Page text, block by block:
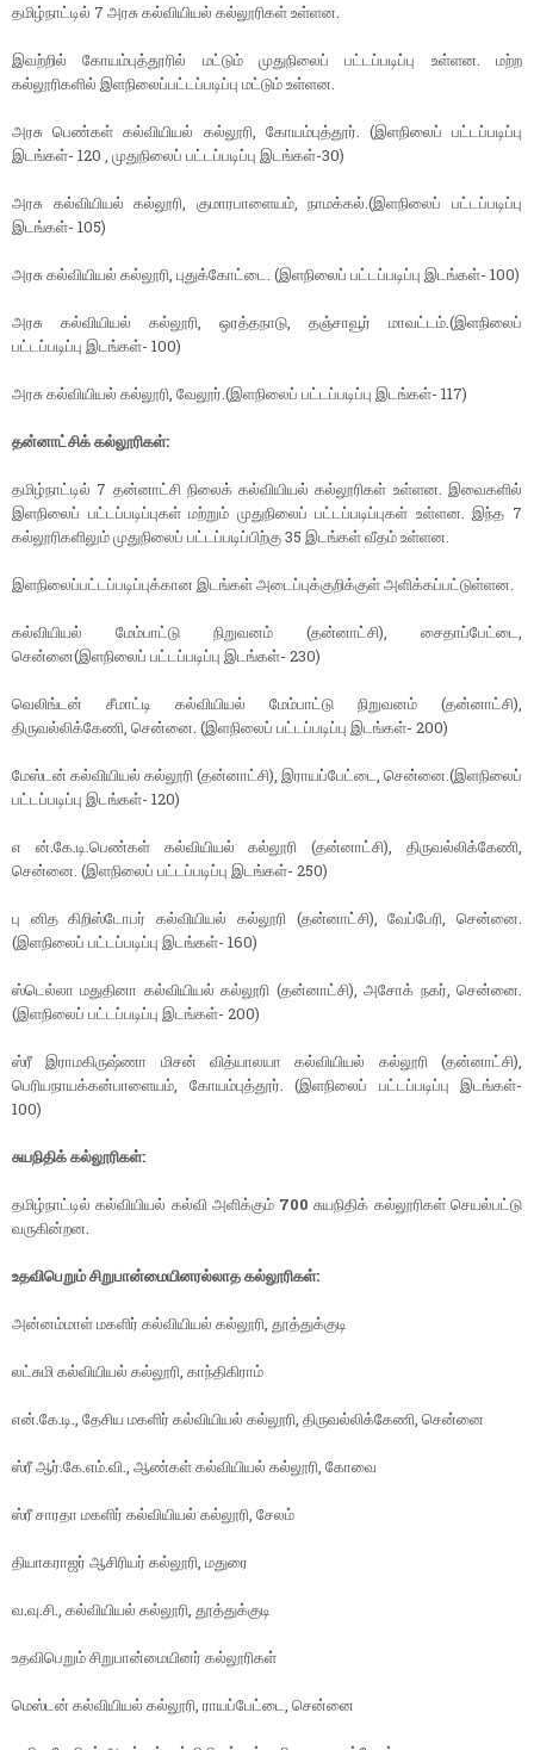
தமிழ்நாட்டில் 7 அரசு கல்வியியல் கல்லூரிகள் உள்ளன.
இவற்றில் கோயம்புத்தூரில் மட்டும் முதுநிலைப் பட்டப்படிப்பு உள்ளன. மற்ற
கல்லூரிகளில் இளநிலைப்பட்டப்படிப்பு மட்டும் உள்ளன.
அரசு பெண்கள் கல்வியியல் கல்லூரி, கோயம்புத்தூர். (இளநிலைப் பட்டப்படிப்பு
இடங்கள்- 120 , முதுநிலைப் பட்டப்படிப்பு இடங்கள்-30)
அரசு கல்வியியல் கல்லூரி, குமாரபாளையம், நாமக்கல்.(இளநிலைப் பட்டப்படிப்பு
இடங்கள்- 105)
அரசு கல்வியியல் கல்லூரி, புதுக்கோட்டை. (இளநிலைப் பட்டப்படிப்பு இடங்கள்- 100)
அரசு கல்வியியல் கல்லூரி, ஒரத்தநாடு, தஞ்சாவூர் மாவட்டம்.(இளநிலைப்
பட்டப்படிப்பு இடங்கள்- 100)
அரசு கல்வியியல் கல்லூரி, வேலூர்.(இளநிலைப் பட்டப்படிப்பு இடங்கள்- 117)
தன்னாட்சிக் கல்லூரிகள்:
தமிழ்நாட்டில் 7 தன்னாட்சி நிலைக் கல்வியியல் கல்லூரிகள் உள்ளன. இவைகளில்
இளநிலைப் பட்டப்படிப்புகள் மற்றும் முதுநிலைப் பட்டப்படிப்புகள் உள்ளன. இந்த 7
கல்லூரிகளிலும் முதுநிலைப் பட்டப்படிப்பிற்கு 35 இடங்கள் வீதம் உள்ளன.
இளநிலைப்பட்டப்படிப்புக்கான இடங்கள் அடைப்புக்குறிக்குள் அளிக்கப்பட்டுள்ளன.
கல்வியியல் மேம்பாட்டு நிறுவனம் (தன்னாட்சி), சைதாப்பேட்டை,
சென்னை(இளநிலைப் பட்டப்படிப்பு இடங்கள்- 230)
வெலிங்டன் சீமாட்டி கல்வியியல் மேம்பாட்டு நிறுவனம் (தன்னாட்சி),
திருவல்லிக்கேணி, சென்னை. (இளநிலைப் பட்டப்படிப்பு இடங்கள்- 200)
மேஸ்டன் கல்வியியல் கல்லூரி (தன்னாட்சி), இராயப்பேட்டை, சென்னை.(இளநிலைப்
பட்டப்படிப்பு இடங்கள்- 120)
எ ன்.கே.டி.பெண்கள் கல்வியியல் கல்லூரி (தன்னாட்சி), திருவல்லிக்கேணி,
சென்னை. (இளநிலைப் பட்டப்படிப்பு இடங்கள்- 250)
பு னித கிறிஸ்டோபர் கல்வியியல் கல்லூரி (தன்னாட்சி), வேப்பேரி, சென்னை.
(இளநிலைப் பட்டப்படிப்பு இடங்கள்- 160)
ஸ்டெல்லா மதுதினா கல்வியியல் கல்லூரி (தன்னாட்சி), அசோக் நகர், சென்னை.
(இளநிலைப் பட்டப்படிப்பு இடங்கள்- 200)
ஸ்ரீ இராமகிருஷ்ணா மிசன் வித்யாலயா கல்வியியல் கல்லூரி (தன்னாட்சி),
பெரியநாயக்கன்பாளையம், கோயம்புத்தூர். (இளநிலைப் பட்டப்படிப்பு இடங்கள்-
100)
சுயநிதிக் கல்லூரிகள்:
தமிழ்நாட்டில் கல்வியியல் கல்வி அளிக்கும் 700 சுயநிதிக் கல்லூரிகள் செயல்பட்டு
வருகின்றன.
உதவிபெறும் சிறுபான்மையினரல்லாத கல்லூரிகள்:
அன்னம்மாள் மகளிர் கல்வியியல் கல்லூரி, தூத்துக்குடி
லட்சுமி கல்வியியல் கல்லூரி, காந்திகிராம்
என்.கே.டி., தேசிய மகளிர் கல்வியியல் கல்லூரி, திருவல்லிக்கேணி, சென்னை
ஸ்ரீ ஆர்.கே.எம்.வி., ஆண்கள் கல்வியியல் கல்லூரி, கோவை
ஸ்ரீ சாரதா மகளிர் கல்வியியல் கல்லூரி, சேலம்
தியாகராஜர் ஆசிரியர் கல்லூரி, மதுரை
வ.வு.சி., கல்வியியல் கல்லூரி, தூத்துக்குடி
உதவிபெறும் சிறுபான்மையினர் கல்லூரிகள்
மெஸ்டன் கல்வியியல் கல்லூரி, ராயப்பேட்டை, சென்னை